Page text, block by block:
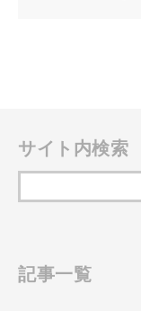
サイト内検索
記事一覧